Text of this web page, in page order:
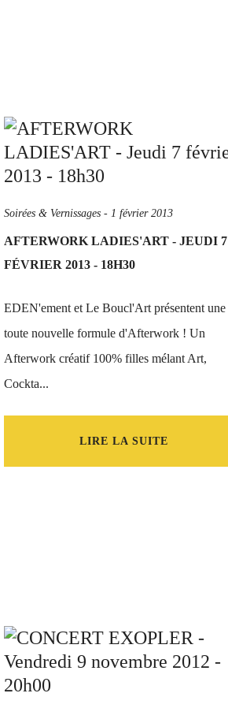
Soirées & Vernissages - 1 février 2013
AFTERWORK LADIES'ART - JEUDI 7
FÉVRIER 2013 - 18H30
EDEN'ement et Le Boucl'Art présentent une
toute nouvelle formule d'Afterwork ! Un
Afterwork créatif 100% filles mélant Art,
Cockta...
LIRE LA SUITE